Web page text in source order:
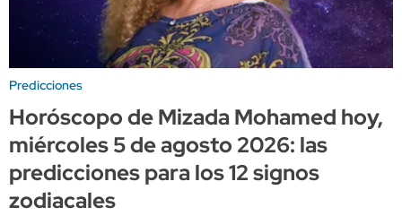
Predicciones
Horóscopo de Mizada Mohamed hoy,
miércoles 5 de agosto 2026: las
predicciones para los 12 signos
zodiacales